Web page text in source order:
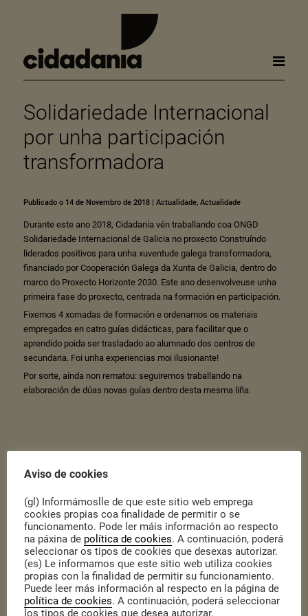
Solidariedade Internacional
por unha participación
transformadora
Publicado o 14 de Novembro de 2018| Actualidade, Actualidade
Durante este ano 2018, Cidadanía vén traballando coa ONGD
Solidariedade Internacional de Galicia no proxecto Construíndo
liderados positivos para unha xuventude galega transformadora,
financiado por Cooperación Galega da Xunta de Galicia, dentro do
marco do Proxecto Horizonte 2030. Este ano desenvolveuse unha
primeira fase do proxecto, centrada na formación en participación.
Fixemos 4 xornadas de formación e ordenamos os materiais
empregados en catro guías didácticas, para facilitar que o
aprendido poida ser trasladado ao alumnado dos centros de
secundaria. Foi unha experiencias moi ilusionante!
Por sorte, aínda non rematou: seguiremos traballando na
elaboración de dúas novas guías dentro desta mesma liña.
participación cidadá
Publicado o 12 de Novembro de 2018|Actualidade,Actualidade
O Servizo de Atención
e Participación Cidadá
do Goberno de Navarra
publicou unha serie de
materiais para mostrar
Aviso de cookies
(gl) Informámoslle de que este sitio web emprega
cookies propias coa finalidade de permitir o se
funcionamento. Pode ler máis información ao respecto
na páxina de política de cookies. A continuación, poderá
seleccionar os tipos de cookies que desexas autorizar.
(es) Le informamos que este sitio web utiliza cookies
propias con la finalidad de permitir su funcionamiento.
Puede leer más información al respecto en la página de
política de cookies. A continuación, poderá seleccionar
los tipos de cookies que desea autorizar.